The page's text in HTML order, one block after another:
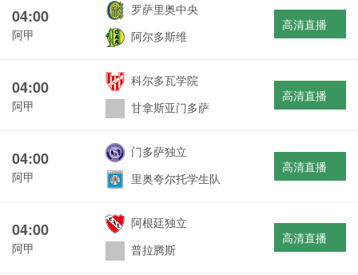
04:00
阿甲
罗萨里奥中央
阿尔多斯维
高清直播
04:00
阿甲
科尔多瓦学院
甘拿斯亚门多萨
高清直播
04:00
阿甲
门多萨独立
里奥夸尔托学生队
高清直播
04:00
阿甲
阿根廷独立
普拉腾斯
高清直播